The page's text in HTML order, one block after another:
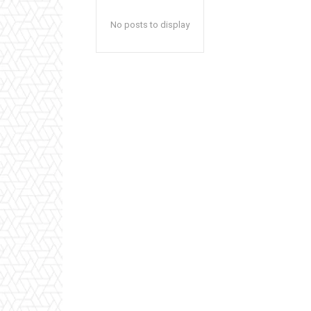
No posts to display